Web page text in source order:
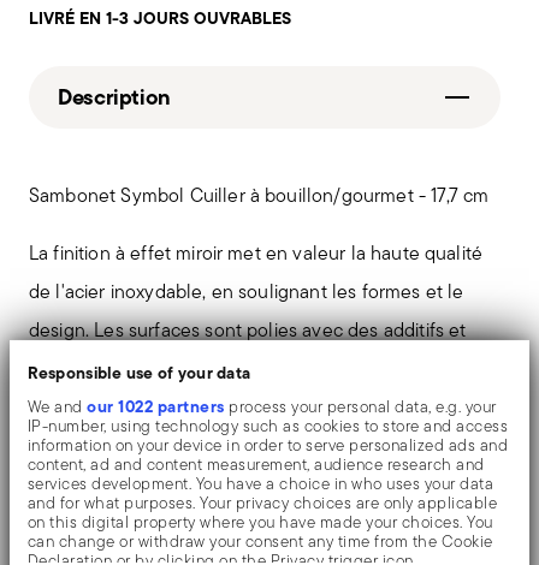
Responsible use of your data
We andour 1022 partners process your personal data, e.g. your
IP-number, using technology such as cookies to store and access
information on your device in order to serve personalized ads and
content, ad and content measurement, audience research and
services development. You have a choice in who uses your data
and for what purposes. Your privacy choices are only applicable
on this digital property where you have made your choices. You
can change or withdraw your consent any time from the Cookie
LIVRÉ EN 1-3 JOURS OUVRABLES
Description
Sambonet Symbol Cuiller à bouillon/gourmet - 17,7 cm
La finition à effet miroir met en valeur la haute qualité
de l'acier inoxydable, en soulignant les formes et le
design. Les surfaces sont polies avec des additifs et
des brosses mécaniques de différents matériaux, qui
lissent l'acier inoxydable en lui conférant une grande
brillance. Les reflets enrichissent l'objet et le rendent
encore plus précieux.